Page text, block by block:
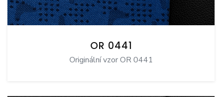
OR 0441
Originální vzor OR 0441